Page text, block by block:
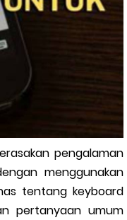
Cara
Menjaga Hubungan
Pecinta Togel
Dulu, Abangku
pengalaman
menggunakan
tentang keyboard
pertanyaan umum